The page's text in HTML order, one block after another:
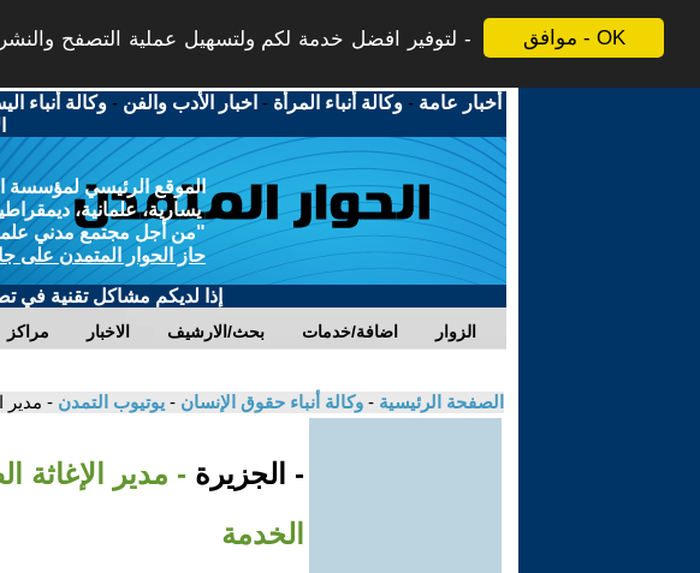
موافق - OK
لتوفير افضل خدمة لكم ولتسهيل عملية التصفح
أخبار عامة -وكالة أنباء المرأة - اخبار الأدب والفن -وكالة أنباء
الموقع الرئيسي لمؤسسة
يسارية، علمانية،
"من أجل مجتمع مدني
حاز الحوار المتمدن على
إذا لديكم مشاكل تقنية في
مراكز الاخبار بحث/الارشيف اضافة/خدمات الزوار
الصفحة الرئيسية - وكالة أنباء حقوق الإنسان - يوتيوب التمدن - مدير
- الجزيرة - مدير الإغاثة
الخدمة